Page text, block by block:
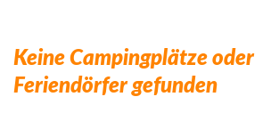
Keine Campingplätze oder
Feriendörfer gefunden